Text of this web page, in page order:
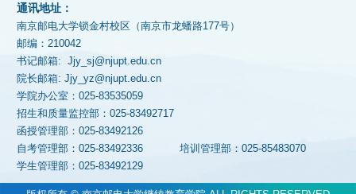
通讯地址：
南京邮电大学锁金村校区（南京市龙蟠路177号）
邮编：210042
书记邮箱: Jjy_sj@njupt.edu.cn
院长邮箱: Jjy_yz@njupt.edu.cn
学院办公室：025-83535059
招生和质量监控部：025-83492717
函授管理部：025-83492126
自考管理部：025-83492336
培训管理部：025-85483070
学生管理部：025-83492129